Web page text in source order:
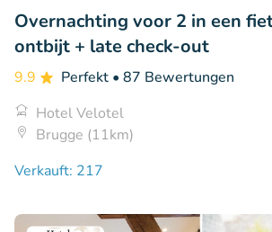
Overnachting voor 2 in een
ontbijt + late check-out
9.9 Perfekt • 87 Bewertungen
Hotel Velotel
Brugge (11km)
Verkauft: 217